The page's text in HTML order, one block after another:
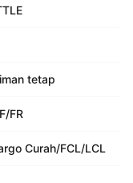
tetap
FR
Curah/FCL/LCL